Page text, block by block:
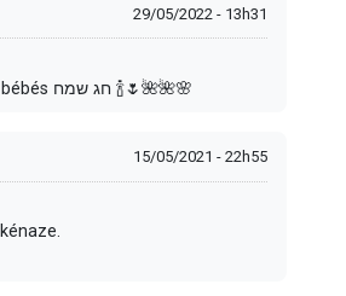
29/05/2022 - 13h31
Mais je suis pour l’option cabbala de notre tora nourriciere pour nous ses bébés חג שמח 🍾🌷🌺🌺🌸
15/05/2021 - 22h55